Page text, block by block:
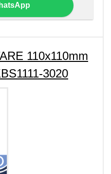
110x110mm
3020